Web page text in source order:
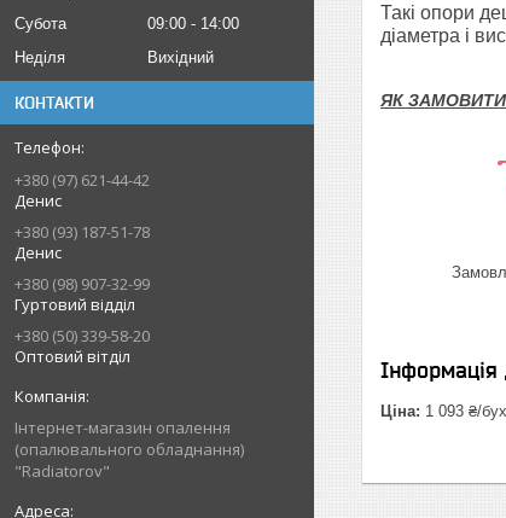
Субота
09:00
14:00
Неділя
Вихідний
КОНТАКТИ
+380 (97) 621-44-42
Денис
+380 (93) 187-51-78
Денис
+380 (98) 907-32-99
Гуртовий відділ
+380 (50) 339-58-20
Оптовий вітділ
Інтернет-магазин опалення
(опалювального обладнання)
"Radiatorov"
Такі опори
діаметра і
ЯК ЗАМОВИТИ
Ціна: 1 093 ₴/